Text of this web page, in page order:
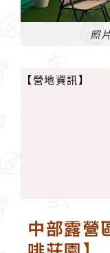
照
【營地資訊】
中部露營